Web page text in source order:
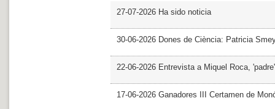
27-07-2026 Ha sido noticia
30-06-2026 Dones de Ciència: Patricia
22-06-2026 Entrevista a Miquel Roca,
17-06-2026 Ganadores III Certamen de